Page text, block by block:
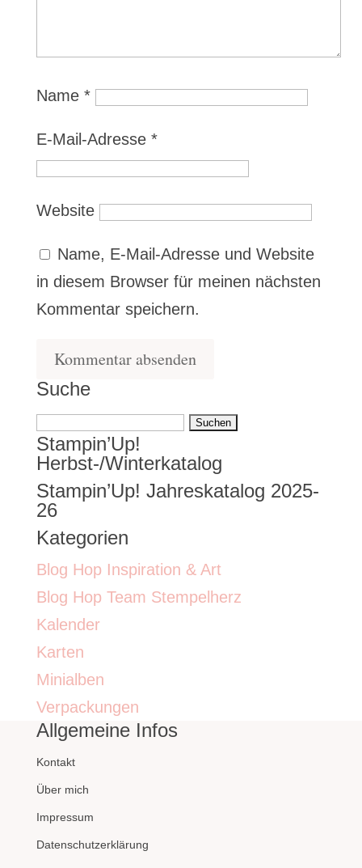
Name *
E-Mail-Adresse *
Website
Name, E-Mail-Adresse und Website
in diesem Browser für meinen nächsten
Kommentar speichern.
Suche
Suchen
nach:
Stampin’Up!
Herbst-/Winterkatalog
Stampin’Up! Jahreskatalog 2025-
26
Kategorien
Blog Hop Inspiration & Art
Blog Hop Team Stempelherz
Kalender
Karten
Minialben
Verpackungen
Allgemeine Infos
Kontakt
Über mich
Impressum
Datenschutzerklärung